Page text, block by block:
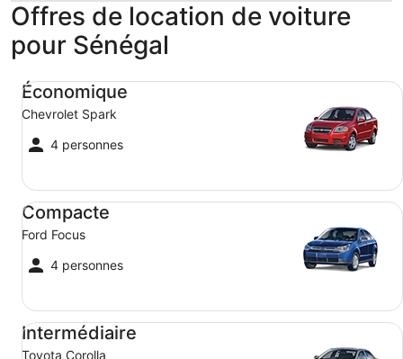
Offres de location de voiture
pour Sénégal
Économique
Chevrolet Spark
4 personnes
Économique Chevrolet Spark
Compacte
Ford Focus
4 personnes
Compacte Ford Focus
Intermédiaire
Toyota Corolla
Intermédiaire Toyota Corolla